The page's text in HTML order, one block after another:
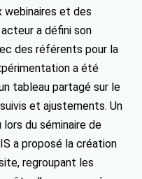
webinaires et des
a défini son
des référents pour la
a été
tableau partagé sur le
et ajustements. Un
du séminaire de
a proposé la création
regroupant les